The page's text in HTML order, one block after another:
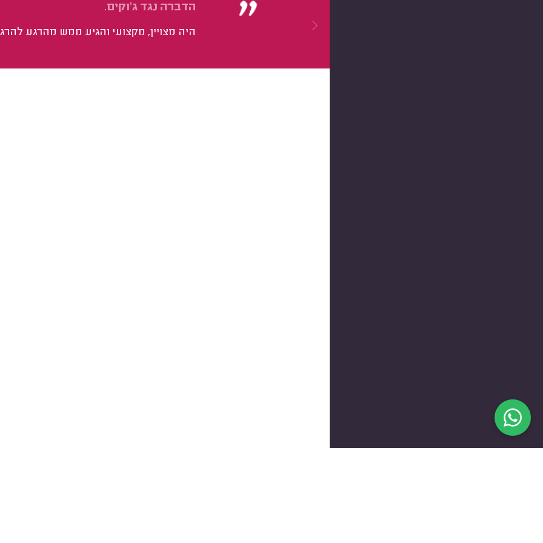
הדברה נגד ג'וקים.
היה מצויין, מקצועי והגיע ממש מהרגע